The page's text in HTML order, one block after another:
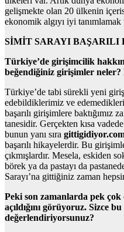
gelişmekte olan 20 ülkenin
ekonomik algıyı iyi
SİMİT SARAYI BAŞARILI
Türkiye’de girişimcilik
beğendiğiniz girişimler
Türkiye’de tabi sürekli yeni
edebildiklerimiz ve
başarılı girişimlere baktığımız
tanesidir. Gerçekten kısa
bunun yanı sıra
başarılı hikayelerdir. Bu
çıkmışlardır. Mesela, eskiden
börek ya da pastayı da
Sarayı’na gittiğiniz zaman
Peki son zamanlarda pek
açıldığını görüyoruz. Sizce
değerlendiriyorsunuz?